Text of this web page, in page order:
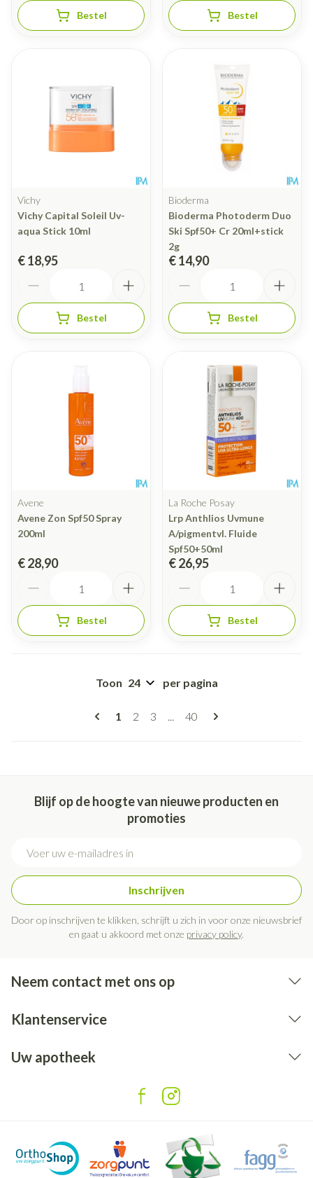
Bestel Bestel
Vichy
Vichy Capital Soleil Uv-
aqua Stick 10ml
€ 18,95
Bestel
Bioderma
Bioderma Photoderm Duo
Ski Spf50+ Cr 20ml+stick
2g
€ 14,90
Bestel
Avene
Avene Zon Spf50 Spray
200ml
€ 28,90
Bestel
La Roche Posay
Lrp Anthlios Uvmune
A/pigmentvl. Fluide
Spf50+50ml
€ 26,95
Bestel
Pagina's
U lees momenteel pagina
1 Pagina
2 Pagina
3 ... Pagina
40
Toon per pagina
Blijf op de hoogte van nieuwe producten en
promoties
Inschrijven
Door op inschrijven te klikken, schrijft u zich in voor onze nieuwsbrief
en gaat u akkoord met onze privacy policy.
Neem contact met ons op
Klantenservice
Uw apotheek